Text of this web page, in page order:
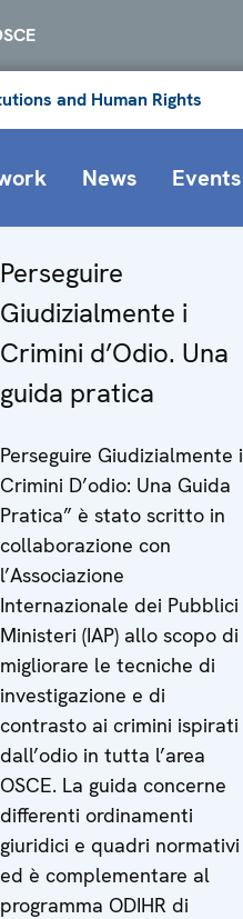
and Human Rights
News Events
Perseguire
Giudizialmente i
Crimini d’Odio. Una
guida pratica
Perseguire Giudizialmente i
Crimini D’odio: Una Guida
Pratica” è stato scritto in
collaborazione con
l’Associazione
Internazionale dei Pubblici
Ministeri (IAP) allo scopo di
migliorare le tecniche di
investigazione e di
contrasto ai crimini ispirati
dall’odio in tutta l’area
OSCE. La guida concerne
differenti ordinamenti
giuridici e quadri normativi
ed è complementare al
programma ODIHR di